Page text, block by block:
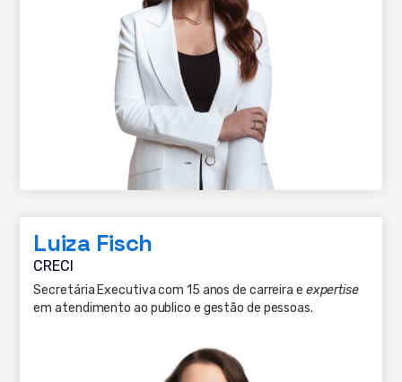
Luiza Fisch
CRECI
Secretária Executiva com 15 anos de carreira e expertise
em atendimento ao publico e gestão de pessoas.